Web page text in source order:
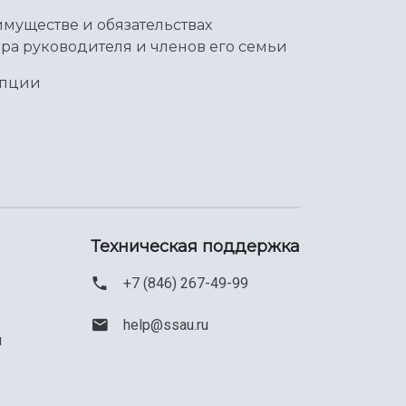
и обязательствах
руководителя и членов его семьи
Техническая поддержка
+7 (846) 267-49-99
help@ssau.ru